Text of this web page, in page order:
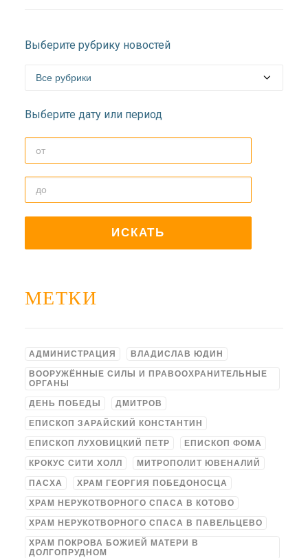
Выберите рубрику новостей
Выберите дату или период
МЕТКИ
АДМИНИСТРАЦИЯ ВЛАДИСЛАВ ЮДИН
ВООРУЖЁННЫЕ СИЛЫ И ПРАВООХРАНИТЕЛЬНЫЕ
ОРГАНЫ
ДЕНЬ ПОБЕДЫ ДМИТРОВ
ЕПИСКОП ЗАРАЙСКИЙ КОНСТАНТИН
ЕПИСКОП ЛУХОВИЦКИЙ ПЕТР ЕПИСКОП ФОМА
КРОКУС СИТИ ХОЛЛ МИТРОПОЛИТ ЮВЕНАЛИЙ
ПАСХА ХРАМ ГЕОРГИЯ ПОБЕДОНОСЦА
ХРАМ НЕРУКОТВОРНОГО СПАСА В КОТОВО
ХРАМ НЕРУКОТВОРНОГО СПАСА В ПАВЕЛЬЦЕВО
ХРАМ ПОКРОВА БОЖИЕЙ МАТЕРИ В
ДОЛГОПРУДНОМ